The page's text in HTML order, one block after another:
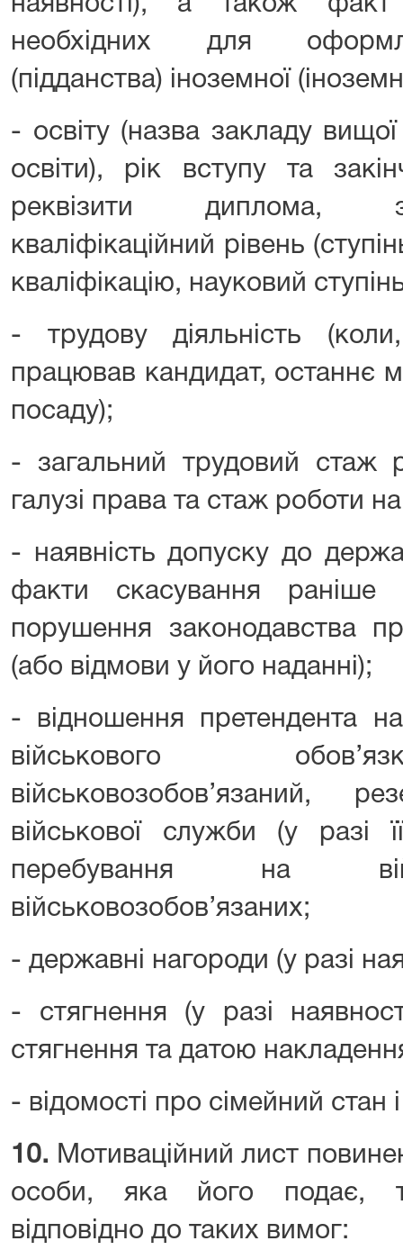
наявності), а також факт
необхідних для
(підданства) іноземної
- освіту (назва закладу
освіти), рік вступу та
реквізити диплома,
кваліфікаційний рівень
кваліфікацію, науковий
- трудову діяльність
працював кандидат, останнє
посаду);
- загальний трудовий стаж
галузі права та стаж роботи
- наявність допуску до
факти скасування раніше
порушення законодавства
(або відмови у його наданні);
- відношення претендента
військового
військовозобов’язаний,
військової служби (у разі
перебування на
військовозобов’язаних;
- державні нагороди (у разі
- стягнення (у разі
стягнення та датою
- відомості про сімейний стан
10. Мотиваційний лист
особи, яка його подає,
відповідно до таких вимог: